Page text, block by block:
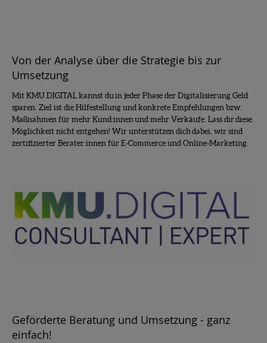
Von der Analyse über die Strategie bis zur
Umsetzung
Mit KMU.DIGITAL kannst du in jeder Phase der Digitalisierung Geld
sparen. Ziel ist die Hilfestellung und konkrete Empfehlungen bzw.
Maßnahmen für mehr Kund:innen und mehr Verkäufe. Lass dir diese
Möglichkeit nicht entgehen! Wir unterstützen dich dabei, wir sind
zertifizierter Berater:innen für E-Commerce und Online-Marketing.
Geförderte Beratung und Umsetzung - ganz
einfach!